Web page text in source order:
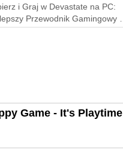
i Graj w Devastate na PC:
Przewodnik Gamingowy z
Play
Game - It's Playtime